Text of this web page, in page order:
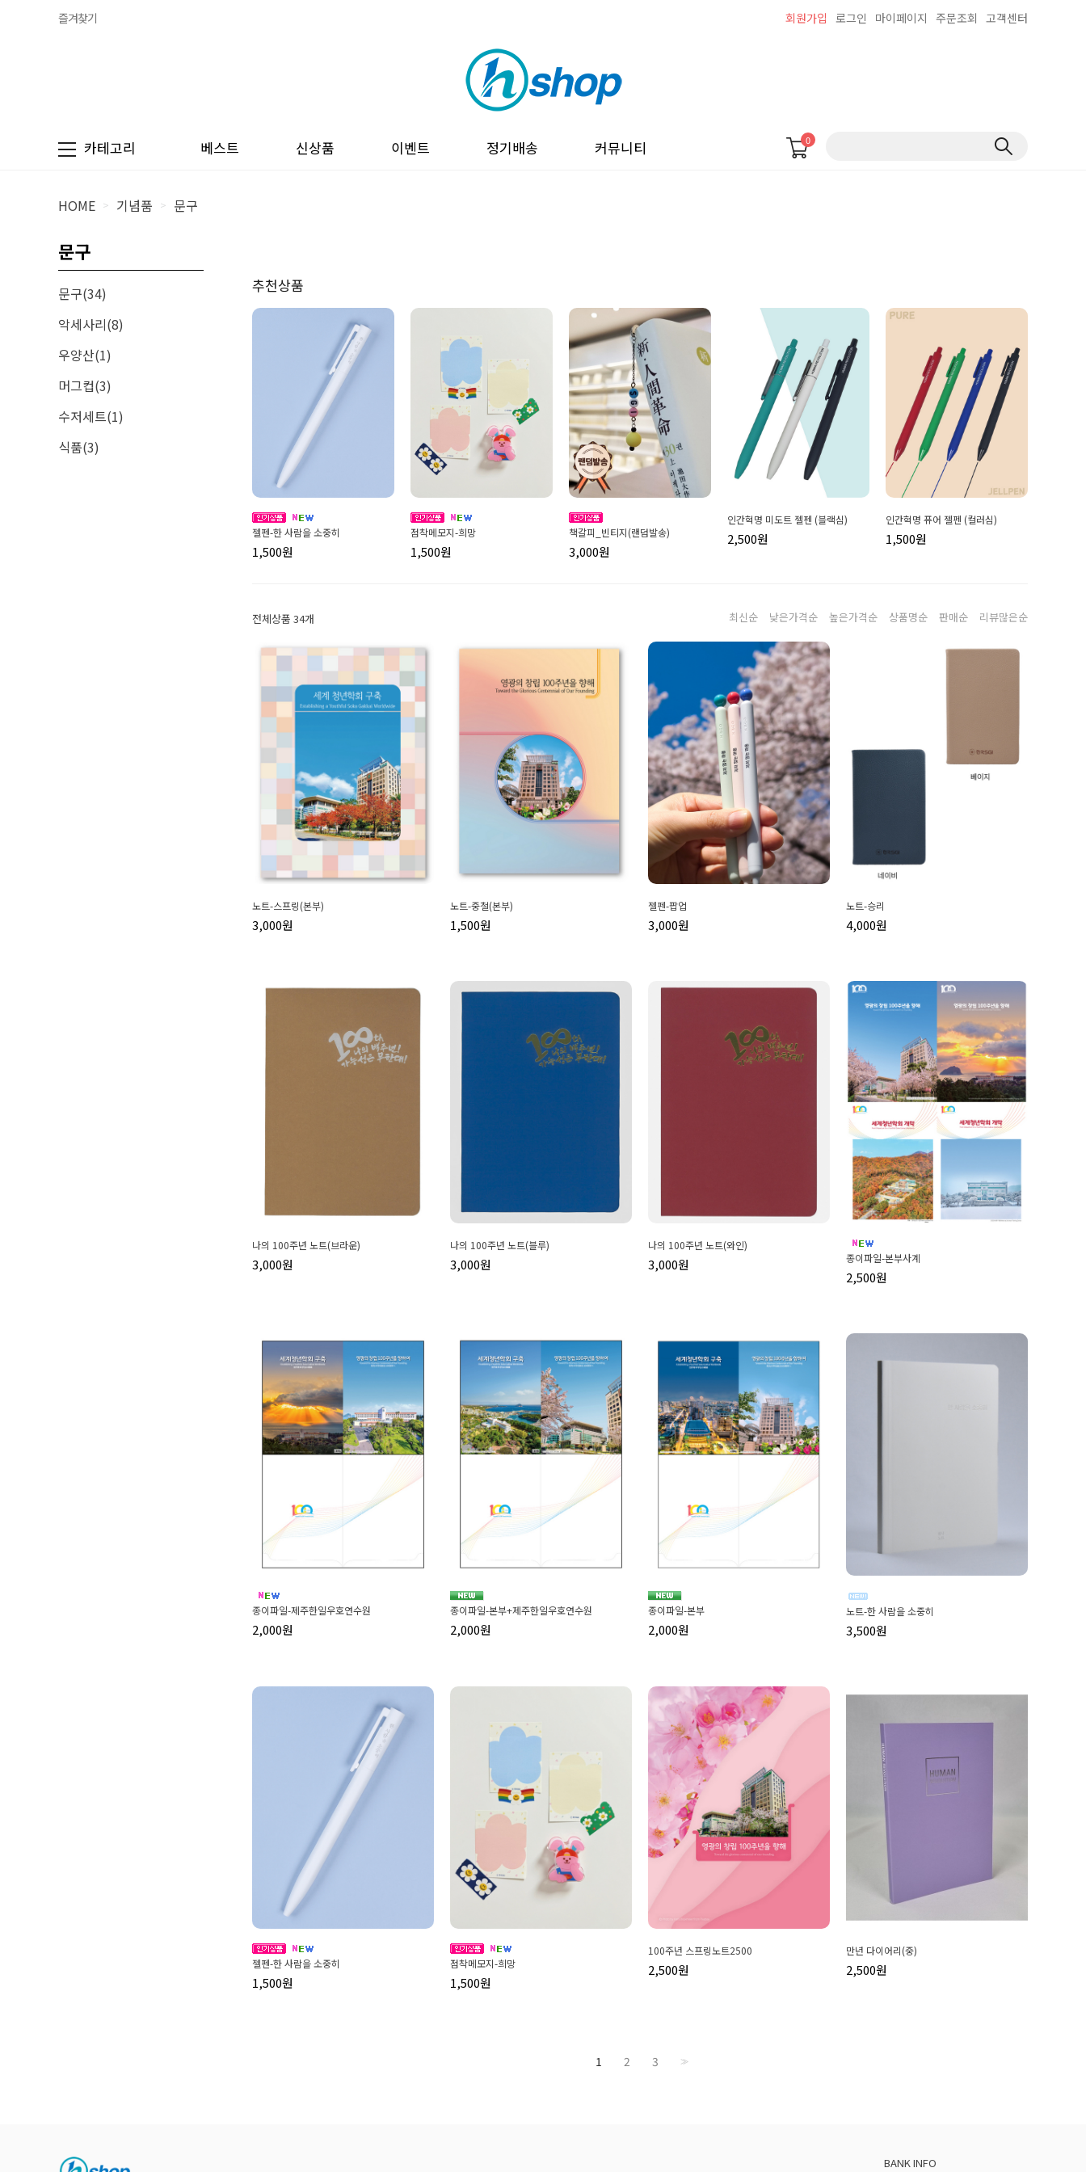
즐겨찾기 회원가입 로그인 마이페이지 주문조회 고객센터
카테고리 베스트 신상품 이벤트 정기배송 커뮤니티 0
HOME > 기념품 > 문구
문구
문구(34)
악세사리(8)
우양산(1)
머그컵(3)
수저세트(1)
식품(3)
추천상품
젤펜-한 사람을 소중히
1,500원
점착메모지-희망
1,500원
책갈피_빈티지(랜덤발송)
3,000원
인간혁명 미도트 젤펜 (블랙심)
2,500원
인간혁명 퓨어 젤펜 (컬러심)
1,500원
전체상품 34개 최신순 낮은가격순 높은가격순 상품명순 판매순 리뷰많은순
노트-스프링(본부)
3,000원
노트-중철(본부)
1,500원
젤펜-팝업
3,000원
노트-승리
4,000원
나의 100주년 노트(브라운)
3,000원
나의 100주년 노트(블루)
3,000원
나의 100주년 노트(와인)
3,000원 종이파일-본부사계
2,500원
종이파일-제주한일우호연수원
2,000원
종이파일-본부+제주한일우호연수원
2,000원
종이파일-본부
2,000원
노트-한 사람을 소중히
3,500원
젤펜-한 사람을 소중히
1,500원
점착메모지-희망
1,500원
100주년 스프링노트2500
2,500원
만년 다이어리(중)
2,500원
1 2 3 >>
BANK INFO